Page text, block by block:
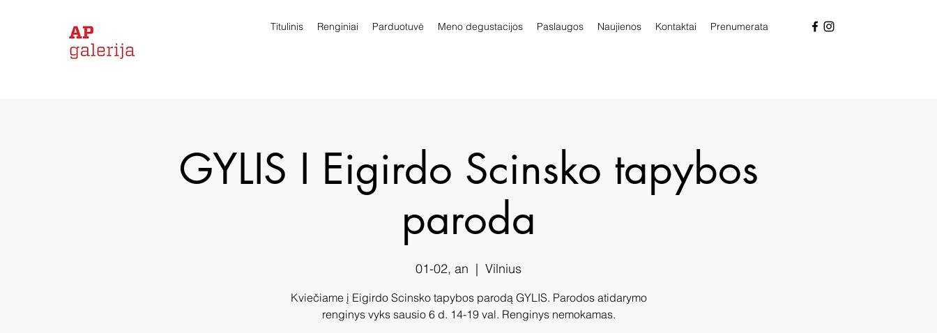
Titulinis Renginiai Parduotuvė Meno degustacijos Paslaugos Naujienos Kontaktai Prenumerata
GYLIS I Eigirdo Scinsko tapybos
paroda
01-02, an
  |
Vilnius
Kviečiame į Eigirdo Scinsko tapybos parodą GYLIS. Parodos atidarymo